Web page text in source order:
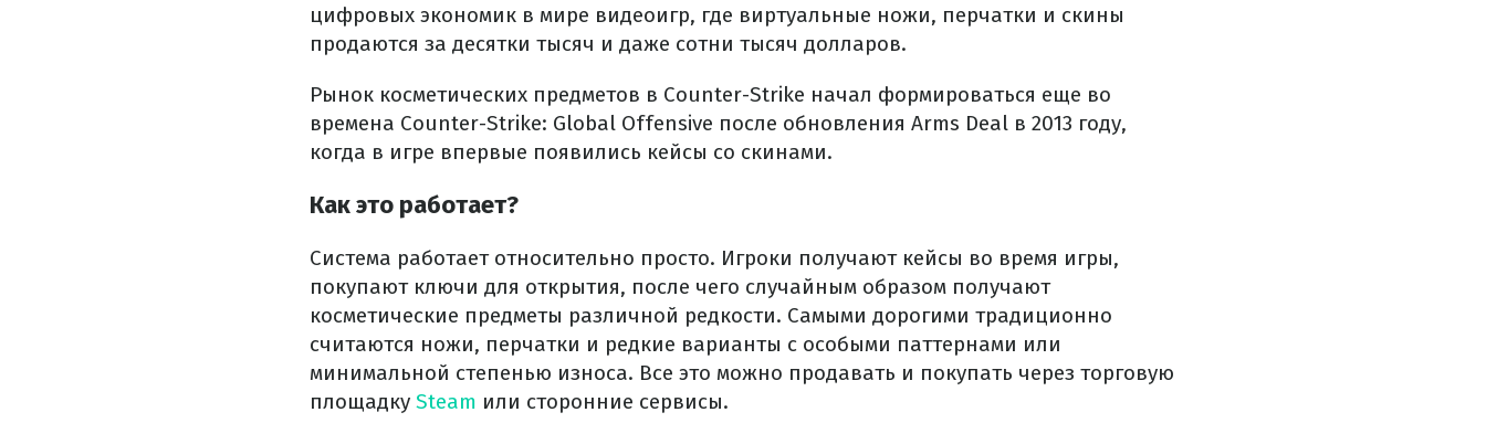
цифровых экономик в мире видеоигр, где виртуальные ножи, перчатки и скины
продаются за десятки тысяч и даже сотни тысяч долларов.
Рынок косметических предметов в Counter-Strike начал формироваться еще во
времена Counter-Strike: Global Offensive после обновления Arms Deal в 2013 году,
когда в игре впервые появились кейсы со скинами.
Как это работает?
Система работает относительно просто. Игроки получают кейсы во время игры,
покупают ключи для открытия, после чего случайным образом получают
косметические предметы различной редкости. Самыми дорогими традиционно
считаются ножи, перчатки и редкие варианты с особыми паттернами или
минимальной степенью износа. Все это можно продавать и покупать через торговую
площадку Steam или сторонние сервисы.